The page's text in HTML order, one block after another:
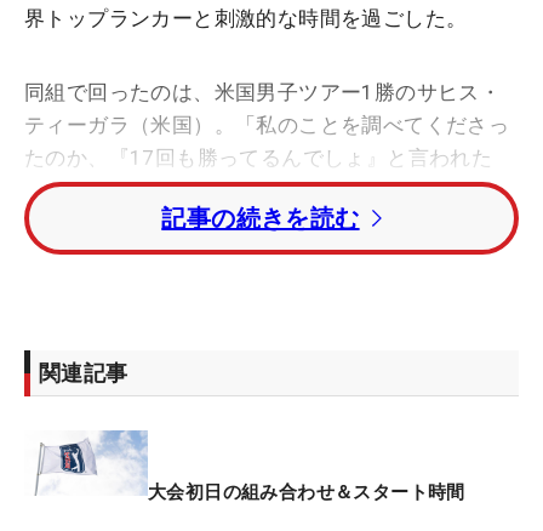
界トップランカーと刺激的な時間を過ごした。
同組で回ったのは、米国男子ツアー1勝のサヒス・
ティーガラ（米国）。「私のことを調べてくださっ
たのか、『17回も勝ってるんでしょ』と言われた
り」と英語での会話も楽しんだ。
一方で「技術的な部分はすごすぎて盗めないくら
あった」といい学びの機会になったようだ。
にぶつけるのが上手」と下半身の使い方やアプロー
チのスピンなどゲームの作り方は収穫になった。
記事の続きを読む
関連記事
大会初日の組み合わせ＆スタート時間